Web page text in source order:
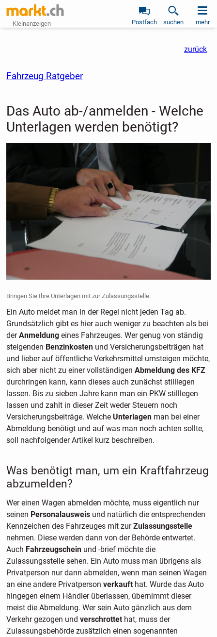
Kleinanzeigen Postfach suchen mehr
zurück
Fahrzeug Ratgeber
Das Auto ab-/anmelden - Welche
Unterlagen werden benötigt?
Bringen Sie Ihre Unterlagen mit zur Zulassungsstelle.
Ein Auto meldet man in der Regel nicht jeden Tag ab.
Grundsätzlich gibt es hier auch weniger zu beachten als bei
derAnmeldungeines Fahrzeuges. Wer genug von ständig
steigenden Benzinkostenund Versicherungsbeiträgen hat
und lieber auf öffentliche Verkehrsmittel umsteigen möchte,
sich aber nicht zu einer vollständigen Abmeldung des KFZ
durchringen kann, kann dieses auch zunächst stilllegen
lassen. Bis zu sieben Jahre kann man ein PKW stilllegen
lassen und zahlt in dieser Zeit weder Steuern noch
Versicherungsbeiträge. Welche Unterlagenman bei einer
Abmeldung benötigt und auf was man noch achten sollte,
soll nachfolgender Artikel kurz beschreiben.
Was benötigt man, um ein Kraftfahrzeug
abzumelden?
Wer einen Wagen abmelden möchte, muss eigentlich nur
seinen Personalausweisund natürlich die entsprechenden
Kennzeichen des Fahrzeuges mit zurZulassungsstelle
nehmen. Diese werden dann von der Behörde entwertet.
Auch Fahrzeugscheinund -brief möchte die
Zulassungsstelle sehen. Ein Auto muss man übrigens als
Privatperson nur dann abmelden, wenn man seinen Wagen
an eine andere Privatperson verkaufthat. Wurde das Auto
hingegen einem Händler überlassen, übernimmt dieser
meist die Abmeldung. Wer sein Auto gänzlich aus dem
Verkehr gezogen und verschrottethat, muss der
Zulassungsbehörde zusätzlich einen sogenannten